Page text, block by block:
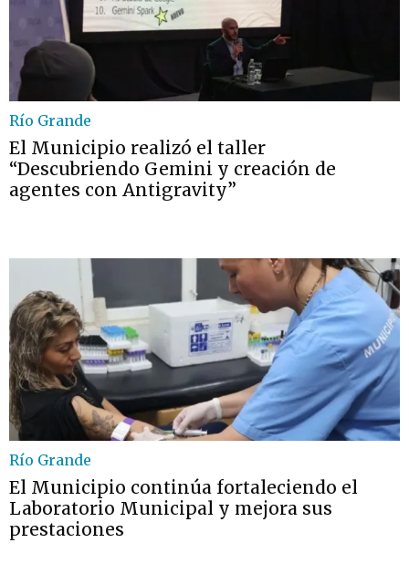
Río Grande
El Municipio realizó el taller
“Descubriendo Gemini y creación de
agentes con Antigravity”
Río Grande
El Municipio continúa fortaleciendo el
Laboratorio Municipal y mejora sus
prestaciones